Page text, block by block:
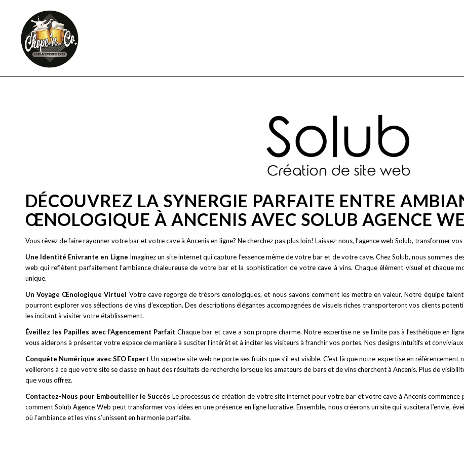
DÉCOUVREZ LA SYNERGIE PARFAITE ENTRE
ŒNOLOGIQUE À ANCENIS AVEC SOLUB AGENCE
Vous rêvez de faire rayonner votre bar et votre cave à Ancenis en ligne? Ne cherchez pas plus loin! Laissez-nous, l’agence web Solub, transformer
Une Identité Enivrante en Ligne Imaginez un site internet qui capture l’essence même de votre bar et de votre cave. Chez Solub, nous sommes
web qui reflètent parfaitement l’ambiance chaleureuse de votre bar et la sophistication de votre cave à vins. Chaque élément visuel et chaque
unique.
Un Voyage Œnologique Virtuel Votre cave regorge de trésors œnologiques, et nous savons comment les mettre en valeur. Notre équipe
pourront explorer vos sélections de vins d’exception. Des descriptions élégantes accompagnées de visuels riches transporteront vos clients
les incitant à visiter votre établissement.
Éveillez les Papilles avec l’Agencement Parfait Chaque bar et cave a son propre charme. Notre expertise ne se limite pas à l’esthétique en
vous aiderons à présenter votre espace de manière à susciter l’intérêt et à inciter les visiteurs à franchir vos portes. Nos designs intuitifs et
Conquête Numérique avec SEO Expert Un superbe site web ne porte ses fruits que s’il est visible. C’est là que notre expertise en
veillerons à ce que votre site se classe en haut des résultats de recherche lorsque les amateurs de bars et de vins cherchent à Ancenis. Plus de
que vous offrez.
Contactez-Nous pour Embouteiller le Succès Le processus de création de votre site internet pour votre bar et votre cave à Ancenis
comment Solub Agence Web peut transformer vos idées en une présence en ligne lucrative. Ensemble, nous créerons un site qui suscitera l’envie,
où l’ambiance et les vins s’unissent en harmonie parfaite.